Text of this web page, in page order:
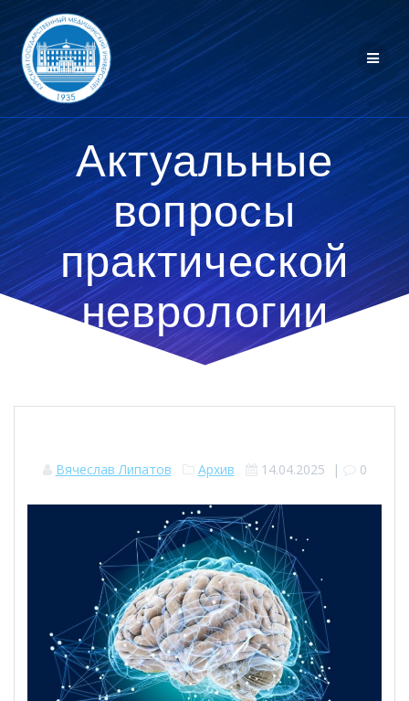
Перейти
к
контенту
Актуальные
вопросы
практической
неврологии
Вячеслав Липатов Архив 14.04.2025 | 0